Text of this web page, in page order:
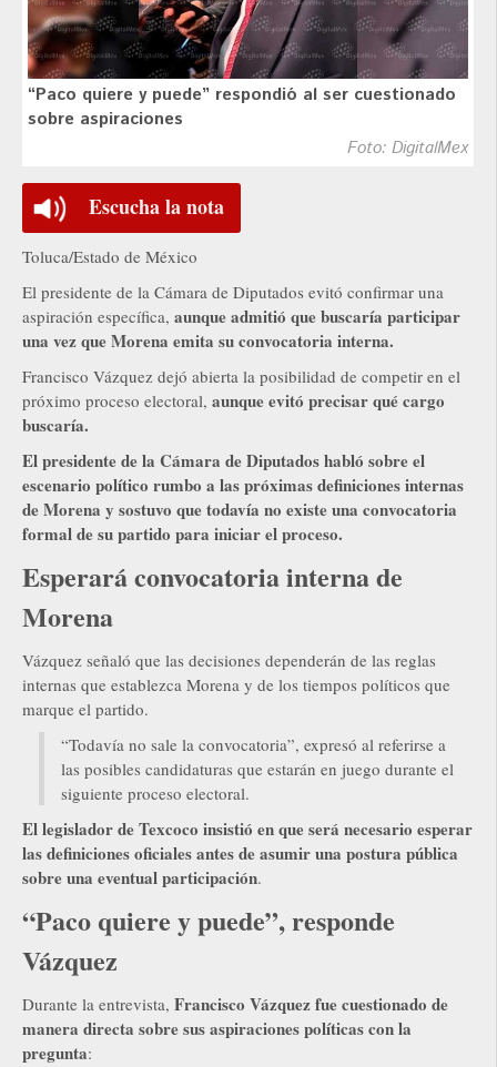
“Paco quiere y puede” respondió al ser cuestionado
sobre aspiraciones
Foto: DigitalMex
Escucha la nota
Toluca/Estado de México
El presidente de la Cámara de Diputados evitó confirmar una
aspiración específica, aunque admitió que buscaría participar
una vez que Morena emita su convocatoria interna.
Francisco Vázquez dejó abierta la posibilidad de competir en el
próximo proceso electoral, aunque evitó precisar qué cargo
buscaría.
El presidente de la Cámara de Diputados habló sobre el
escenario político rumbo a las próximas definiciones internas
de Morena y sostuvo que todavía no existe una convocatoria
formal de su partido para iniciar el proceso.
Esperará convocatoria interna de
Morena
Vázquez señaló que las decisiones dependerán de las reglas
internas que establezca Morena y de los tiempos políticos que
marque el partido.
“Todavía no sale la convocatoria”, expresó al referirse a
las posibles candidaturas que estarán en juego durante el
siguiente proceso electoral.
El legislador de Texcoco insistió en que será necesario esperar
las definiciones oficiales antes de asumir una postura pública
sobre una eventual participación.
“Paco quiere y puede”, responde
Vázquez
Durante la entrevista, Francisco Vázquez fue cuestionado de
manera directa sobre sus aspiraciones políticas con la
pregunta: